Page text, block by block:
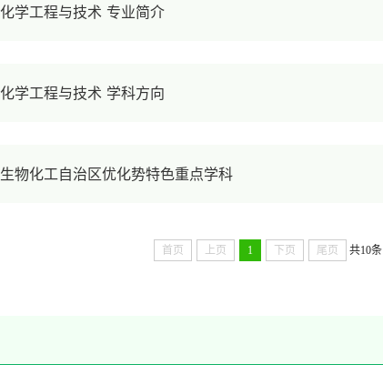
化学工程与技术 专业简介
化学工程与技术 学科方向
生物化工自治区优化势特色重点学科
首页 上页 1 下页 尾页 共10条